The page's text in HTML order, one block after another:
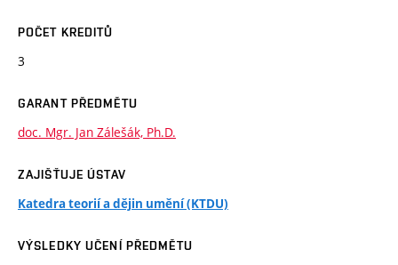
POČET KREDITŮ
3
GARANT PŘEDMĚTU
doc. Mgr. Jan Zálešák, Ph.D.
ZAJIŠŤUJE ÚSTAV
Katedra teorií a dějin umění (KTDU)
VÝSLEDKY UČENÍ PŘEDMĚTU